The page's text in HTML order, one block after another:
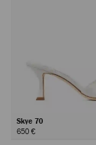
Skye 70
650 €